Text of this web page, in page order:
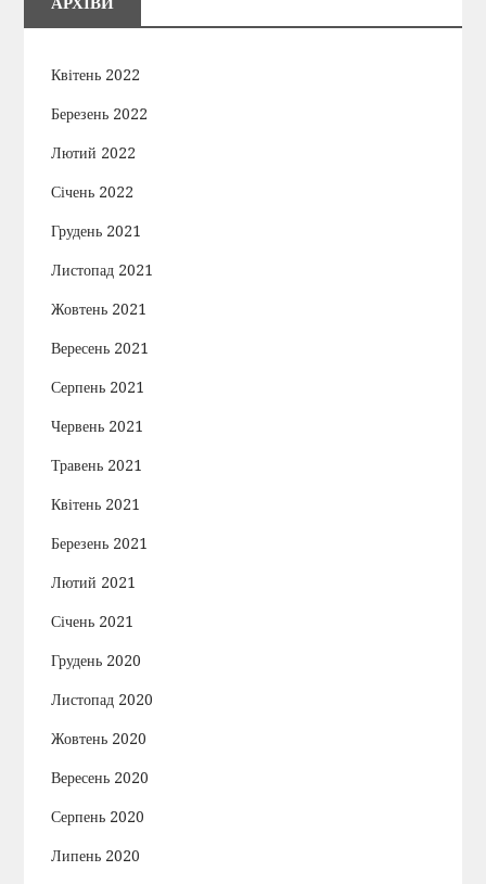
Квітень 2022
Березень 2022
Лютий 2022
Січень 2022
Грудень 2021
Листопад 2021
Жовтень 2021
Вересень 2021
Серпень 2021
Червень 2021
Травень 2021
Квітень 2021
Березень 2021
Лютий 2021
Січень 2021
Грудень 2020
Листопад 2020
Жовтень 2020
Вересень 2020
Серпень 2020
Липень 2020